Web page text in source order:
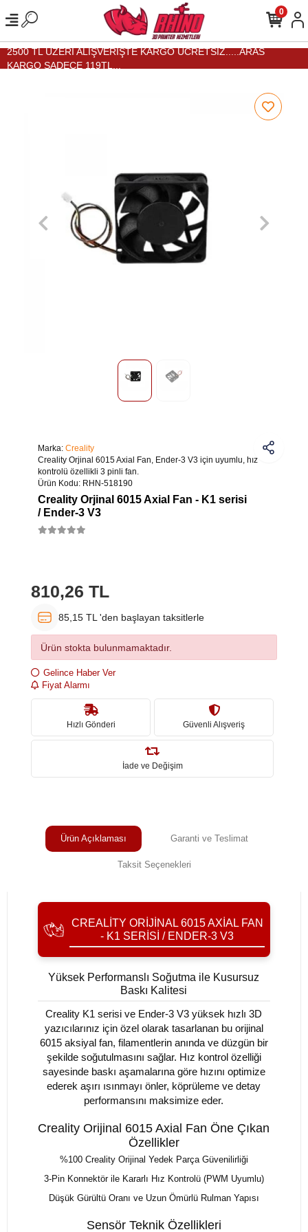
2500 TL ÜZERİ ALIŞVERİŞTE KARGO ÜCRETSİZ.....ARAS
KARGO SADECE 119TL...
0
Marka: Creality
Creality Orjinal 6015 Axial Fan, Ender-3 V3 için uyumlu, hız
kontrolü özellikli 3 pinli fan.
Ürün Kodu: RHN-518190
Creality Orjinal 6015 Axial Fan - K1 serisi
/ Ender-3 V3
810,26 TL
85,15 TL 'den başlayan taksitlerle
Ürün stokta bulunmamaktadır.
Gelince Haber Ver
Fiyat Alarmı
Hızlı Gönderi Güvenli Alışveriş
İade ve Değişim
Ürün Açıklaması Garanti ve Teslimat
Taksit Seçenekleri
CREALITY ORIJINAL 6015 AXIAL FAN
- K1 SERISI / ENDER-3 V3
Yüksek Performanslı Soğutma ile Kusursuz
Baskı Kalitesi
Creality K1 serisi ve Ender-3 V3 yüksek hızlı 3D
yazıcılarınız için özel olarak tasarlanan bu orijinal
6015 aksiyal fan, filamentlerin anında ve düzgün bir
şekilde soğutulmasını sağlar. Hız kontrol özelliği
sayesinde baskı aşamalarına göre hızını optimize
ederek aşırı ısınmayı önler, köprüleme ve detay
performansını maksimize eder.
Creality Orijinal 6015 Axial Fan Öne Çıkan
Özellikler
%100 Creality Orijinal Yedek Parça Güvenilirliği
3-Pin Konnektör ile Kararlı Hız Kontrolü (PWM Uyumlu)
Düşük Gürültü Oranı ve Uzun Ömürlü Rulman Yapısı
Sensör Teknik Özellikleri